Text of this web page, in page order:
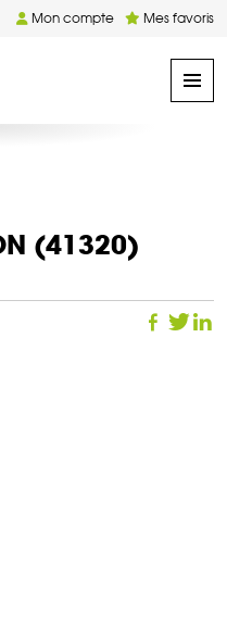
Mon compte Mes favoris
(41320)